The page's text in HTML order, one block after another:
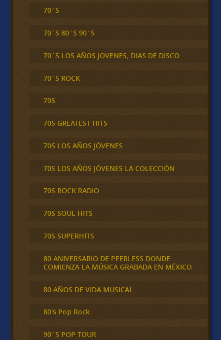
70´S
70´S 80´S 90´S
70´S LOS AÑOS JOVENES, DIAS DE DISCO
70´S ROCK
70S
70S GREATEST HITS
70S LOS AÑOS JÓVENES
70S LOS AÑOS JÓVENES LA COLECCIÓN
70S ROCK RADIO
70S SOUL HITS
70S SUPERHITS
80 ANIVERSARIO DE PEERLESS DONDE
COMIENZA LA MÚSICA GRABADA EN MÉXICO
80 AÑOS DE VIDA MUSICAL
80's Pop Rock
90´S POP TOUR